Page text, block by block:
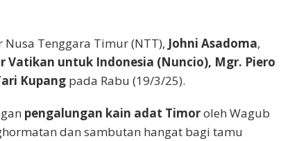
Tenggara Timur (NTT), Johni Asadoma,
Vatikan untuk Indonesia (Nuncio), Mgr. Piero
Kupang pada Rabu (19/3/25).
pengalungan kain adat Timoroleh Wagub
dan sambutan hangat bagi tamu